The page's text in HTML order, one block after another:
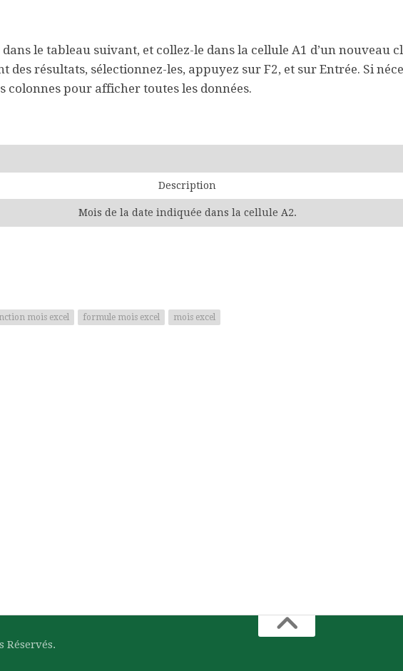
dans le tableau suivant, et collez-le dans la cellule A1 d’un nouveau
des résultats, sélectionnez-les, appuyez sur F2, et sur Entrée. Si
colonnes pour afficher toutes les données.
Description
Mois de la date indiquée dans la cellule A2.
mois excel formule mois excel mois excel
Réservés.